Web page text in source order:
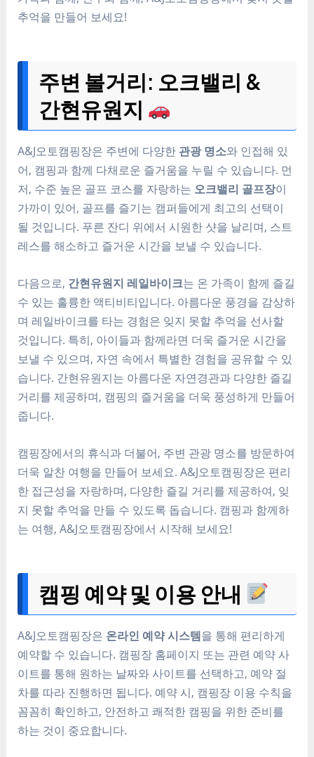
추억을 만들어 보세요!
주변 볼거리: 오크밸리 &
간현유원지
A&J오토캠핑장은 주변에 다양한 관광 명소와 인접해 있
어, 캠핑과 함께 다채로운 즐거움을 누릴 수 있습니다. 먼
저, 수준 높은 골프 코스를 자랑하는 오크밸리 골프장이
가까이 있어, 골프를 즐기는 캠퍼들에게 최고의 선택이
될 것입니다. 푸른 잔디 위에서 시원한 샷을 날리며, 스트
레스를 해소하고 즐거운 시간을 보낼 수 있습니다.
다음으로, 간현유원지 레일바이크는 온 가족이 함께 즐길
수 있는 훌륭한 액티비티입니다. 아름다운 풍경을 감상하
며 레일바이크를 타는 경험은 잊지 못할 추억을 선사할
것입니다. 특히, 아이들과 함께라면 더욱 즐거운 시간을
보낼 수 있으며, 자연 속에서 특별한 경험을 공유할 수 있
습니다. 간현유원지는 아름다운 자연경관과 다양한 즐길
거리를 제공하며, 캠핑의 즐거움을 더욱 풍성하게 만들어
줍니다.
캠핑장에서의 휴식과 더불어, 주변 관광 명소를 방문하여
더욱 알찬 여행을 만들어 보세요. A&J오토캠핑장은 편리
한 접근성을 자랑하며, 다양한 즐길 거리를 제공하여, 잊
지 못할 추억을 만들 수 있도록 돕습니다. 캠핑과 함께하
는 여행, A&J오토캠핑장에서 시작해 보세요!
캠핑 예약 및 이용 안내
A&J오토캠핑장은 온라인 예약 시스템을 통해 편리하게
예약할 수 있습니다. 캠핑장 홈페이지 또는 관련 예약 사
이트를 통해 원하는 날짜와 사이트를 선택하고, 예약 절
차를 따라 진행하면 됩니다. 예약 시, 캠핑장 이용 수칙을
꼼꼼히 확인하고, 안전하고 쾌적한 캠핑을 위한 준비를
하는 것이 중요합니다.